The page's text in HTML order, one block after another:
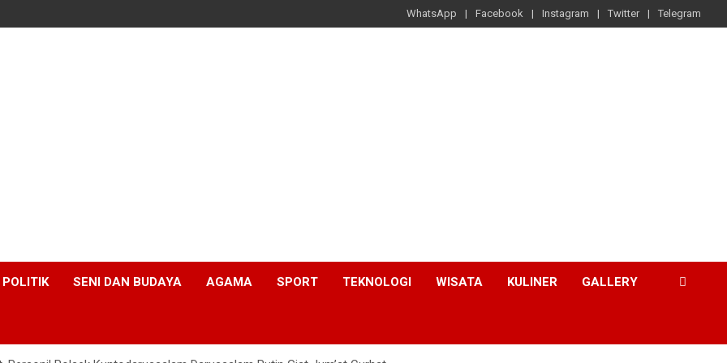
WhatsApp Facebook Instagram Twitter Telegram
POLITIK SENI DAN BUDAYA AGAMA SPORT TEKNOLOGI WISATA KULINER GALLERY